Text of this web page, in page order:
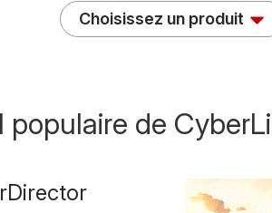
Choisissez un produit
de